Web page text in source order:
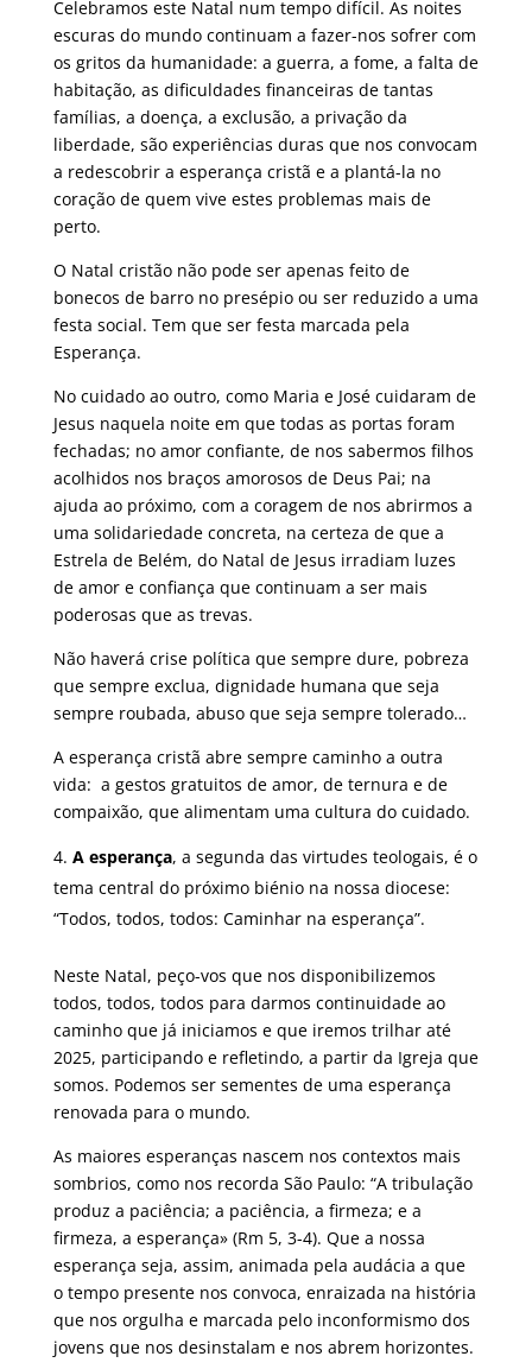
Celebramos este Natal num tempo difícil. As noites
escuras do mundo continuam a fazer-nos sofrer com
os gritos da humanidade: a guerra, a fome, a falta de
habitação, as dificuldades financeiras de tantas
famílias, a doença, a exclusão, a privação da
liberdade, são experiências duras que nos convocam
a redescobrir a esperança cristã e a plantá-la no
coração de quem vive estes problemas mais de
perto.
O Natal cristão não pode ser apenas feito de
bonecos de barro no presépio ou ser reduzido a uma
festa social. Tem que ser festa marcada pela
Esperança.
No cuidado ao outro, como Maria e José cuidaram de
Jesus naquela noite em que todas as portas foram
fechadas; no amor confiante, de nos sabermos filhos
acolhidos nos braços amorosos de Deus Pai; na
ajuda ao próximo, com a coragem de nos abrirmos a
uma solidariedade concreta, na certeza de que a
Estrela de Belém, do Natal de Jesus irradiam luzes
de amor e confiança que continuam a ser mais
poderosas que as trevas.
Não haverá crise política que sempre dure, pobreza
que sempre exclua, dignidade humana que seja
sempre roubada, abuso que seja sempre tolerado…
A esperança cristã abre sempre caminho a outra
vida: a gestos gratuitos de amor, de ternura e de
compaixão, que alimentam uma cultura do cuidado.
A esperança, a segunda das virtudes teologais, é o
tema central do próximo biénio na nossa diocese:
“Todos, todos, todos: Caminhar na esperança”.
Neste Natal, peço-vos que nos disponibilizemos
todos, todos, todos para darmos continuidade ao
caminho que já iniciamos e que iremos trilhar até
2025, participando e refletindo, a partir da Igreja que
somos. Podemos ser sementes de uma esperança
renovada para o mundo.
As maiores esperanças nascem nos contextos mais
sombrios, como nos recorda São Paulo: “A tribulação
produz a paciência; a paciência, a firmeza; e a
firmeza, a esperança» (Rm 5, 3-4). Que a nossa
esperança seja, assim, animada pela audácia a que
o tempo presente nos convoca, enraizada na história
que nos orgulha e marcada pelo inconformismo dos
jovens que nos desinstalam e nos abrem horizontes.